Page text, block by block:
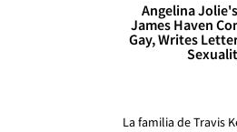
Angelina
James Haven
Gay, Writes
La familia de Travis